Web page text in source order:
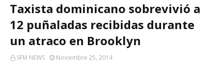
Taxista dominicano sobrevivió a
12 puñaladas recibidas durante
un atraco en Brooklyn
SFM NEWS Noviembre 25, 2014